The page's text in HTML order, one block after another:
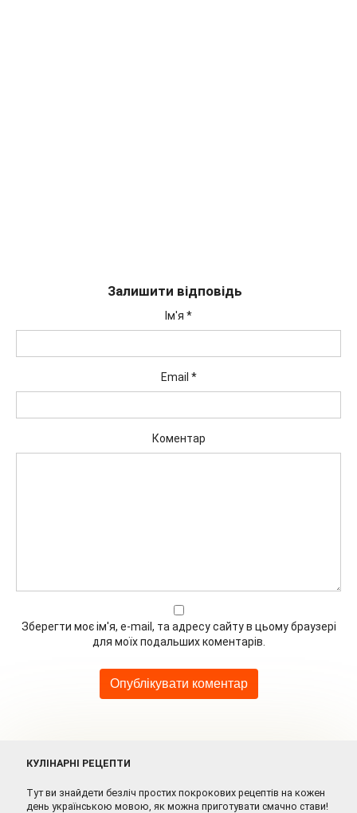
Залишити відповідь
Ім'я *
Email *
Коментар
Зберегти моє ім'я, e-mail, та адресу сайту в цьому браузері
для моїх подальших коментарів.
КУЛІНАРНІ РЕЦЕПТИ
Тут ви знайдети безліч простих покрокових рецептів на кожен
день українською мовою, як можна приготувати смачно стави!